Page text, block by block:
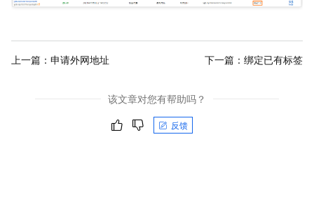
上一篇： 申请外网地址 下一篇： 绑定已有标签
该文章对您有帮助吗？
反馈